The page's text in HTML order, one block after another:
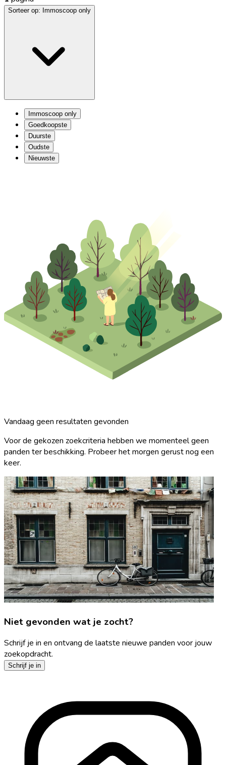
Sorteer op: Immoscoop only
Immoscoop only
Goedkoopste
Duurste
Oudste
Nieuwste
Vandaag geen resultaten gevonden
Voor de gekozen zoekcriteria hebben we momenteel geen
panden ter beschikking. Probeer het morgen gerust nog een
keer.
Niet gevonden wat je zocht?
Schrijf je in en ontvang de laatste nieuwe panden voor jouw
zoekopdracht.
Schrijf je in